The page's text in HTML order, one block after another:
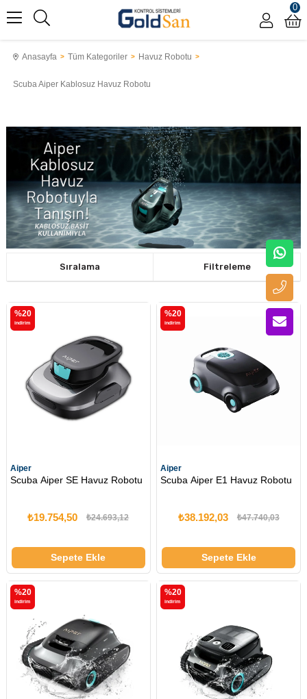
0
Anasayfa Tüm Kategoriler Havuz Robotu
Scuba Aiper Kablosuz Havuz Robotu
Filtreleme
Sıralama
Aiper
Scuba Aiper SE Havuz Robotu
₺19.754,50 ₺24.693,12
Sepete Ekle
%20
i̇ndirim
Aiper
Scuba Aiper E1 Havuz Robotu
₺38.192,03 ₺47.740,03
Sepete Ekle
%20
i̇ndirim
%20
i̇ndirim
%20
i̇ndirim